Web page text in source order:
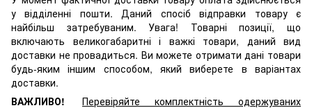
у відділенні пошти. Даний спосіб відправки товару є
найбільш затребуваним. Увага! Товарні позиції, що
включають великогабаритні і важкі товари, даний вид
доставки не провадиться. Ви можете отримати дані товари
будь-яким іншим способом, який виберете в варіантах
доставки.
ВАЖЛИВО!
Перевіряйте комплектність одержуваних